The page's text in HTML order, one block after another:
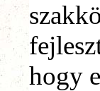
hogy